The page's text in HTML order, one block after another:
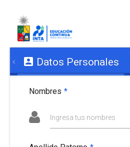
Datos Personales
Nombres *
Ingresa tus nombres